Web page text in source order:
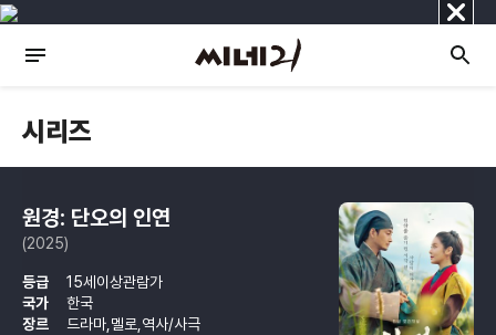
닫
기
시리즈
원경: 단오의 인연
(2025)
등급
15세이상관람가
국가
한국
장르
드라마,멜로,역사/사극